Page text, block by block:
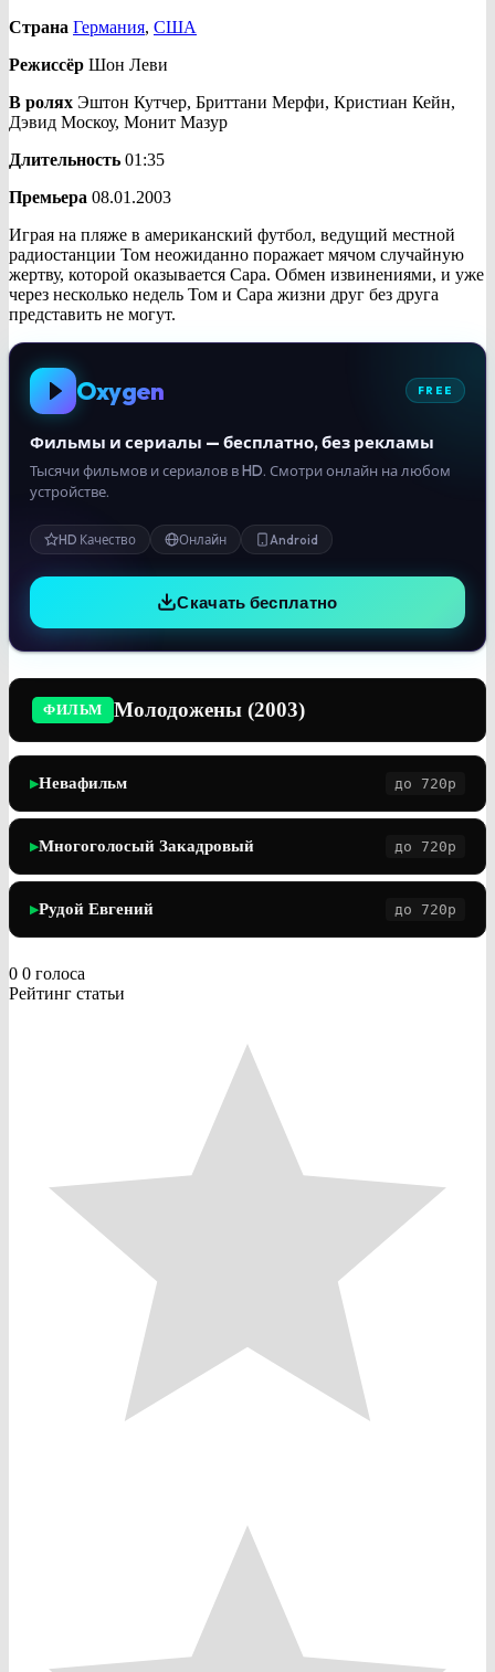
Страна Германия, США
Режиссёр Шон Леви
В ролях Эштон Кутчер, Бриттани Мерфи, Кристиан Кейн,
Дэвид Москоу, Монит Мазур
Длительность 01:35
Премьера 08.01.2003
Играя на пляже в американский футбол, ведущий местной
радиостанции Том неожиданно поражает мячом случайную
жертву, которой оказывается Сара. Обмен извинениями, и уже
через несколько недель Том и Сара жизни друг без друга
представить не могут.
Oxygen FREE
Фильмы и сериалы — бесплатно, без рекламы
Тысячи фильмов и сериалов в HD. Смотри онлайн на любом
устройстве.
HD Качество Онлайн Android
Скачать бесплатно
ФИЛЬМ Молодожены (2003)
▶Невафильм до 720p
▶Многоголосый Закадровый до 720p
▶Рудой Евгений до 720p
0 0 голоса
Рейтинг статьи